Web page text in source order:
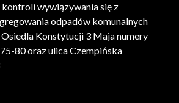
wywiązywania się z
odpadów komunalnych
Konstytucji 3 Maja numery
80 oraz ulica Czempińska